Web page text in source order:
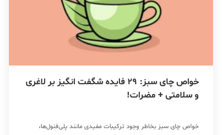
خواص چای سبز: 29 فایده شگفت انگیز بر لاغری
و سلامتی + مضرات!
خواص چای سبز بخاطر وجود ترکیبات مفیدی مانند پلی‌فنول‌ها،